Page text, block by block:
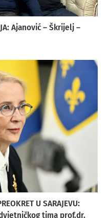
Ajanović – Škrijelj –
U SARAJEVU:
tima prof.dr.